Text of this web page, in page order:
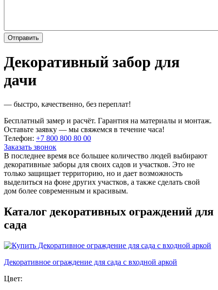
Декоративный забор для
дачи
— быстро, качественно, без переплат!
Бесплатный замер и расчёт. Гарантия на материалы и монтаж.
Оставьте заявку — мы свяжемся в течение часа!
Телефон: +7 800 800 80 00
Заказать звонок
В последнее время все большее количество людей выбирают
декоративные заборы для своих садов и участков. Это не
только защищает территорию, но и дает возможность
выделиться на фоне других участков, а также сделать свой
дом более современным и красивым.
Каталог декоративных ограждений для
сада
Декоративное ограждение для сада с входной аркой
Цвет: